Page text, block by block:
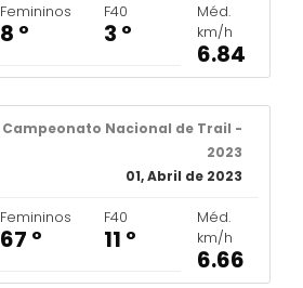
Femininos
8 º
F40
3 º
Méd.
km/h
6.84
Campeonato Nacional de Trail -
2023
01, Abril de 2023
Femininos
67 º
F40
11 º
Méd.
km/h
6.66